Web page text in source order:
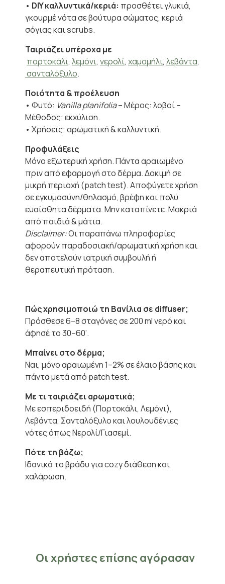
• DIY καλλυντικά/κεριά: προσθέτει γλυκιά,
γκουρμέ νότα σε βούτυρα σώματος, κεριά
σόγιας και scrubs.
Ταιριάζει υπέροχα με
πορτοκάλι, λεμόνι, νερολί, χαμομήλι, λεβάντα,
σανταλόξυλο.
Ποιότητα & προέλευση
• Φυτό: Vanilla planifolia– Μέρος: λοβοί –
Μέθοδος: εκχύλιση.
• Χρήσεις: αρωματική & καλλυντική.
Προφυλάξεις
Μόνο εξωτερική χρήση. Πάντα αραιωμένο
πριν από εφαρμογή στο δέρμα. Δοκιμή σε
μικρή περιοχή (patch test). Αποφύγετε χρήση
σε εγκυμοσύνη/θηλασμό, βρέφη και πολύ
ευαίσθητα δέρματα. Μην καταπίνετε. Μακριά
από παιδιά & μάτια.
Disclaimer:Οι παραπάνω πληροφορίες
αφορούν παραδοσιακή/αρωματική χρήση και
δεν αποτελούν ιατρική συμβουλή ή
θεραπευτική πρόταση.
Πώς χρησιμοποιώ τη Βανίλια σε diffuser;
Πρόσθεσε 6–8 σταγόνες σε 200 ml νερό και
άφησέ το 30–60’.
Μπαίνει στο δέρμα;
Ναι, μόνο αραιωμένη 1–2% σε έλαιο βάσης και
πάντα μετά από patch test.
Με τι ταιριάζει αρωματικά;
Με εσπεριδοειδή (Πορτοκάλι, Λεμόνι),
Λεβάντα, Σανταλόξυλο και λουλουδένιες
νότες όπως Νερολί/Γιασεμί.
Πότε τη βάζω;
Ιδανικά το βράδυ για cozy διάθεση και
χαλάρωση.
Οι χρήστες επίσης αγόρασαν